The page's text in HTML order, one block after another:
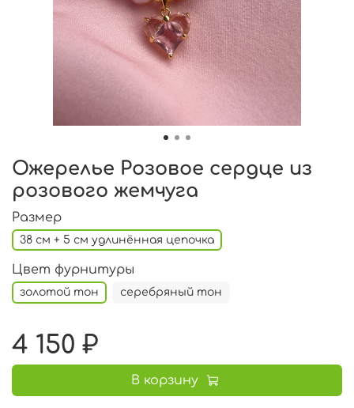
Ожерелье Розовое сердце из
розового жемчуга
Размер
38 см + 5 см удлинённая цепочка
Цвет фурнитуры
золотой тон серебряный тон
4 150 ₽
В корзину